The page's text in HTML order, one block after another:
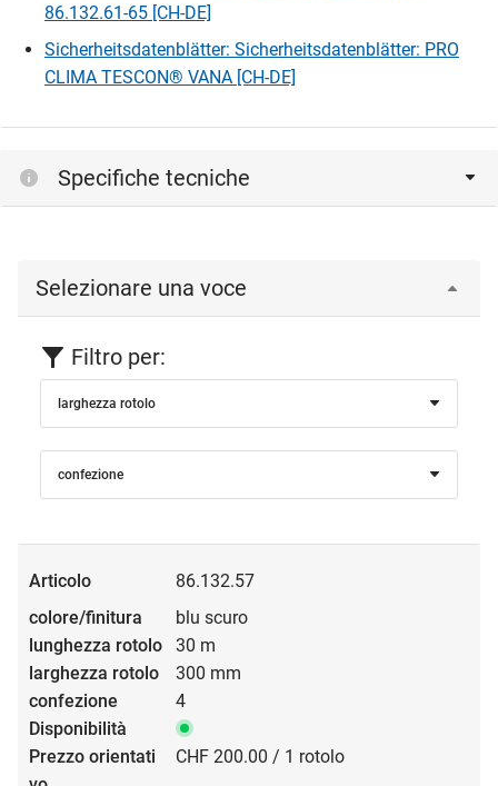
86.132.61-65 [CH-DE]
Sicherheitsdatenblätter: Sicherheitsdatenblätter: PRO
CLIMA TESCON® VANA [CH-DE]
Specifiche tecniche
Selezionare una voce
Filtro per:
larghezza rotolo
confezione
86.132.57
blu scuro
30 m
300 mm
4
CHF 200.00 / 1 rotolo